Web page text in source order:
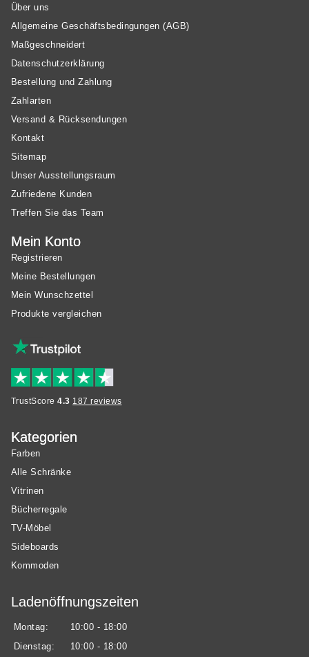
Über uns
Allgemeine Geschäftsbedingungen (AGB)
Maßgeschneidert
Datenschutzerklärung
Bestellung und Zahlung
Zahlarten
Versand & Rücksendungen
Kontakt
Sitemap
Unser Ausstellungsraum
Zufriedene Kunden
Treffen Sie das Team
Mein Konto
Registrieren
Meine Bestellungen
Mein Wunschzettel
Produkte vergleichen
TrustScore4.3 187 reviews
Kategorien
Farben
Alle Schränke
Vitrinen
Bücherregale
TV-Möbel
Sideboards
Kommoden
Ladenöffnungszeiten
Montag:
10:00 - 18:00
Dienstag:
10:00 - 18:00